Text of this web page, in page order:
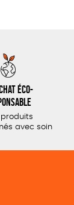
éco-
avec soin